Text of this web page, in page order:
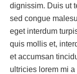
dignissim. Duis ut
sed congue
eget interdum
quis mollis et,
et accumsan
ultricies lorem mi a